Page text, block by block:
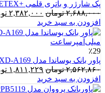
پک شارژر و باتری قلمی +DETEX
۲,۶۸۸,۰۰۰ تومان قیمت
اصلی:
۲,۳۸۲,۰۰۰
افزودن به سبد خرید
٪29
پاور بانک یوساندا مدل YXD-A169 ظرفیت 10000 میلی‌آمپرساعت
۲,۵۶۲,۸۶۰ تومان قیمت
اصلی:
۱,۸۱۱,۲۲۹
افزودن به سبد خرید